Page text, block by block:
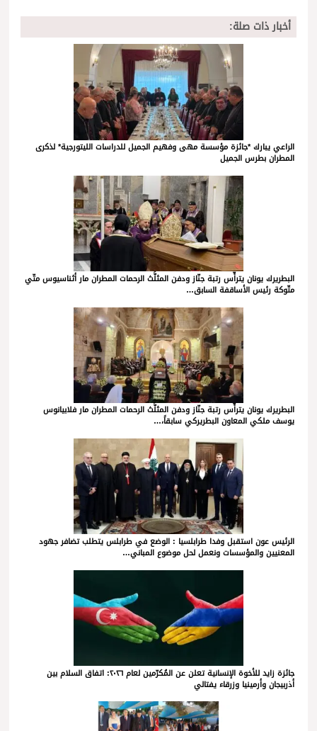
أخبار ذات صلة:
الراعي يبارك *جائزة مؤسسة مهى وفهيم الجميل للدراسات الليتورجية* لذكرى
المطران بطرس الجميل
البطريرك يونان يترأّس رتبة جنّاز ودفن المثلَّث الرحمات المطران مار أثناسيوس متّي
متّوكة رئيس الأساقفة السابق…
البطريرك يونان يترأّس رتبة جنّاز ودفن المثلَّث الرحمات المطران مار فلابيانوس
يوسف ملكي المعاون البطريركي سابقاً،…
الرئيس عون استقبل وفدا طرابلسيا : الوضع في طرابلس يتطلب تضافر جهود
المعنيين والمؤسسات ونعمل لحل موضوع المباني…
جائزة زايد للأخوة الإنسانية تعلن عن المُكرّمين لعام ٢٠٢٦: اتفاق السلام بين
أذربيجان وأرمينيا وزرقاء يفتالي